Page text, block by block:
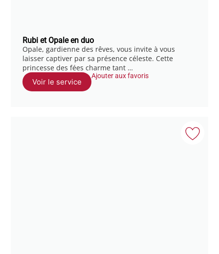
Rubi et Opale en duo
Opale, gardienne des rêves, vous invite à vous
laisser captiver par sa présence céleste. Cette
princesse des fées charme tant …
Voir le service
Ajouter aux favoris